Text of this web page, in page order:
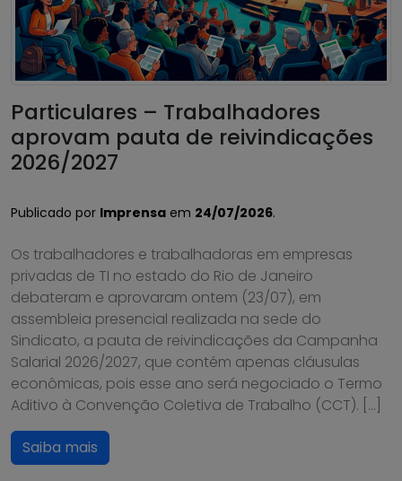
Particulares – Trabalhadores
aprovam pauta de reivindicações
2026/2027
Publicado por Imprensa em 24/07/2026.
Os trabalhadores e trabalhadoras em empresas
privadas de TI no estado do Rio de Janeiro
debateram e aprovaram ontem (23/07), em
assembleia presencial realizada na sede do
Sindicato, a pauta de reivindicações da Campanha
Salarial 2026/2027, que contém apenas cláusulas
econômicas, pois esse ano será negociado o Termo
Aditivo à Convenção Coletiva de Trabalho (CCT). […]
Saiba mais